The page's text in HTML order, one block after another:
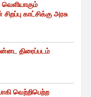
வெளியாகும்
காட்சிக்கு அரசு
திரைப்படம்
வெற்றிபெற்ற